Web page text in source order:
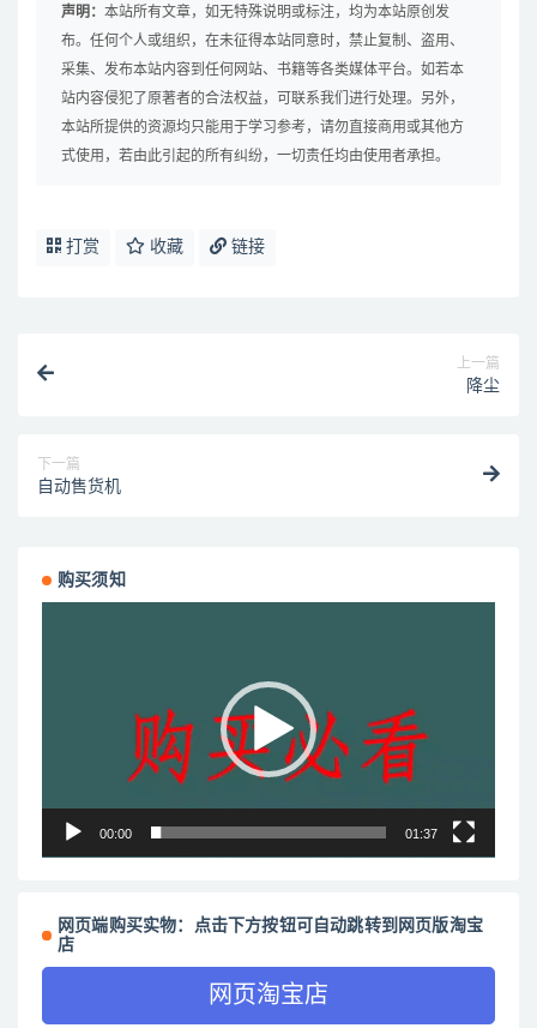
声明： 本站所有文章，如无特殊说明或标注，均为本站原创发
布。任何个人或组织，在未征得本站同意时，禁止复制、盗用、
采集、发布本站内容到任何网站、书籍等各类媒体平台。如若本
站内容侵犯了原著者的合法权益，可联系我们进行处理。另外，
本站所提供的资源均只能用于学习参考，请勿直接商用或其他方
式使用，若由此引起的所有纠纷，一切责任均由使用者承担。
打赏 收藏 链接
上一篇
降尘
下一篇
自动售货机
购买须知
00:00 01:37
网页端购买实物：点击下方按钮可自动跳转到网页版淘宝
店
网页淘宝店